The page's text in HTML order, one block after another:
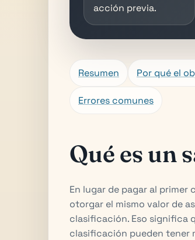
acción previa.
Resumen Por qué el
Errores comunes
Qué es un
En lugar de pagar al
otorgar el mismo valor de
clasificación. Eso significa
clasificación pueden tener